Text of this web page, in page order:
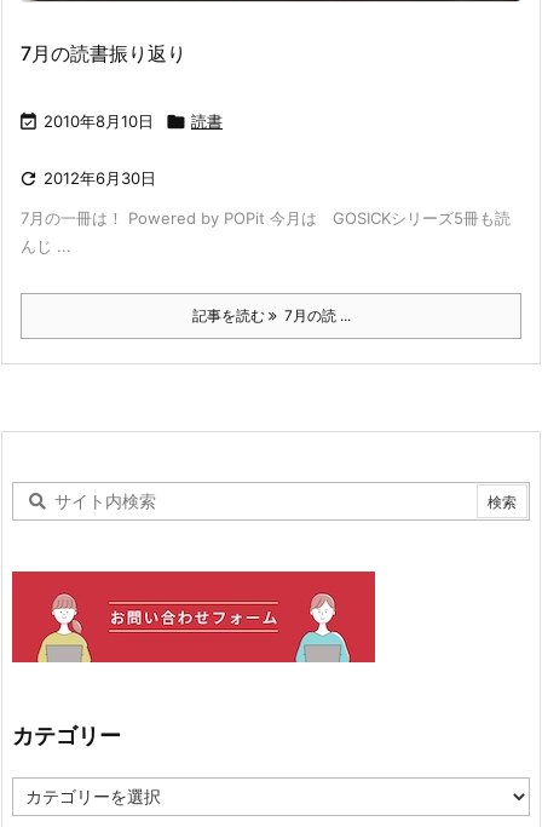
7月の読書振り返り
 2010年8月10日  読書
 2012年6月30日
7月の一冊は！ Powered by POPit 今月は GOSICKシリーズ5冊も読
んじ ...
記事を読む 7月の読 ...
カテゴリー
テ